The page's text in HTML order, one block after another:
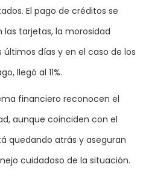
El pago de créditos se
tarjetas, la morosidad
últimos días y en el caso de los
llegó al 11%.
financiero reconocen el
aunque coinciden con el
quedando atrás y aseguran
cuidadoso de la situación.